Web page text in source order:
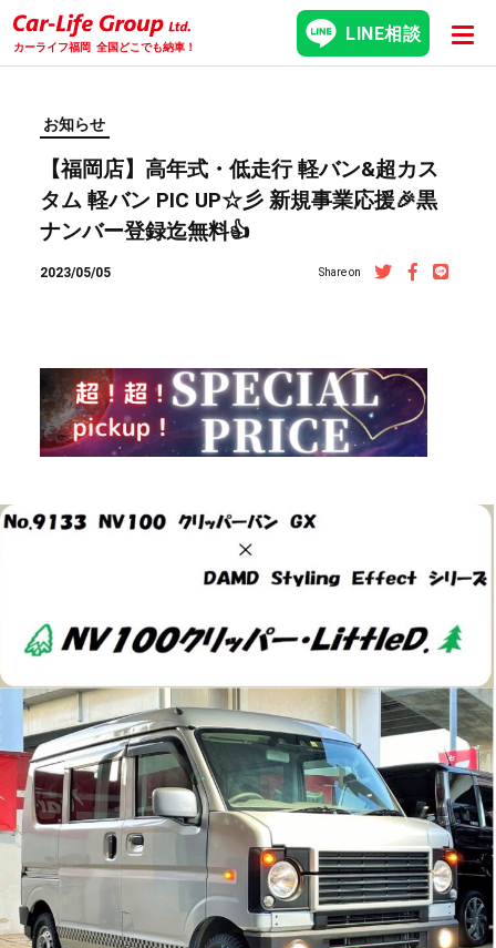
カーライフ福岡 全国どこでも納車！
LINE相談
お知らせ
【福岡店】高年式・低走行 軽バン&超カス
タム 軽バン PIC UP☆彡 新規事業応援🎉黒
ナンバー登録迄無料👍
2023/05/05 Share on